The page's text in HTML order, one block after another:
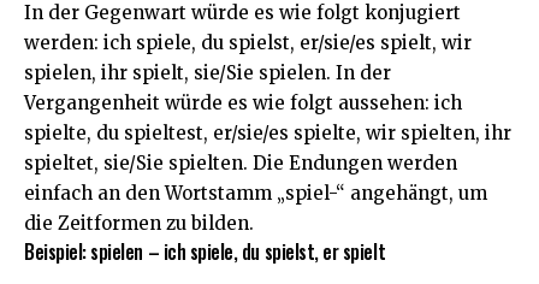
In der Gegenwart würde es wie folgt konjugiert
werden: ich spiele, du spielst, er/sie/es spielt, wir
spielen, ihr spielt, sie/Sie spielen. In der
Vergangenheit würde es wie folgt aussehen: ich
spielte, du spieltest, er/sie/es spielte, wir spielten, ihr
spieltet, sie/Sie spielten. Die Endungen werden
einfach an den Wortstamm „spiel-“ angehängt, um
die Zeitformen zu bilden.
Beispiel: spielen – ich spiele, du spielst, er spielt